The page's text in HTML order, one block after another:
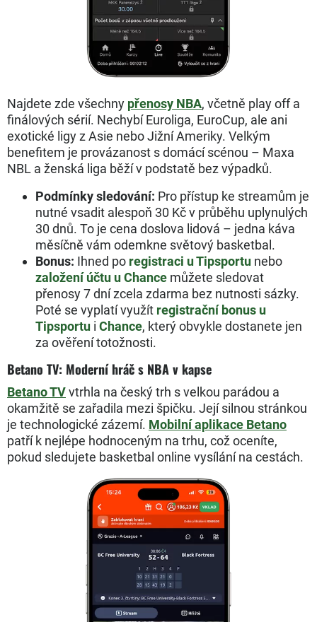
Najdete zde všechny přenosy NBA, včetně play off a
finálových sérií. Nechybí Euroliga, EuroCup, ale ani
exotické ligy z Asie nebo Jižní Ameriky. Velkým
benefitem je provázanost s domácí scénou – Maxa
NBL a ženská liga běží v podstatě bez výpadků.
Podmínky sledování: Pro přístup ke streamům je
nutné vsadit alespoň 30 Kč v průběhu uplynulých
30 dnů. To je cena doslova lidová – jedna káva
měsíčně vám odemkne světový basketbal.
Bonus: Ihned po registraci u Tipsportu nebo
založení účtu u Chance můžete sledovat
přenosy 7 dní zcela zdarma bez nutnosti sázky.
Poté se vyplatí využít registrační bonus u
Tipsportu i Chance, který obvykle dostanete jen
za ověření totožnosti.
Betano TV: Moderní hráč s NBA v kapse
Betano TVvtrhla na český trh s velkou parádou a
okamžitě se zařadila mezi špičku. Její silnou stránkou
je technologické zázemí. Mobilní aplikace Betano
patří k nejlépe hodnoceným na trhu, což oceníte,
pokud sledujete basketbal online vysílání na cestách.